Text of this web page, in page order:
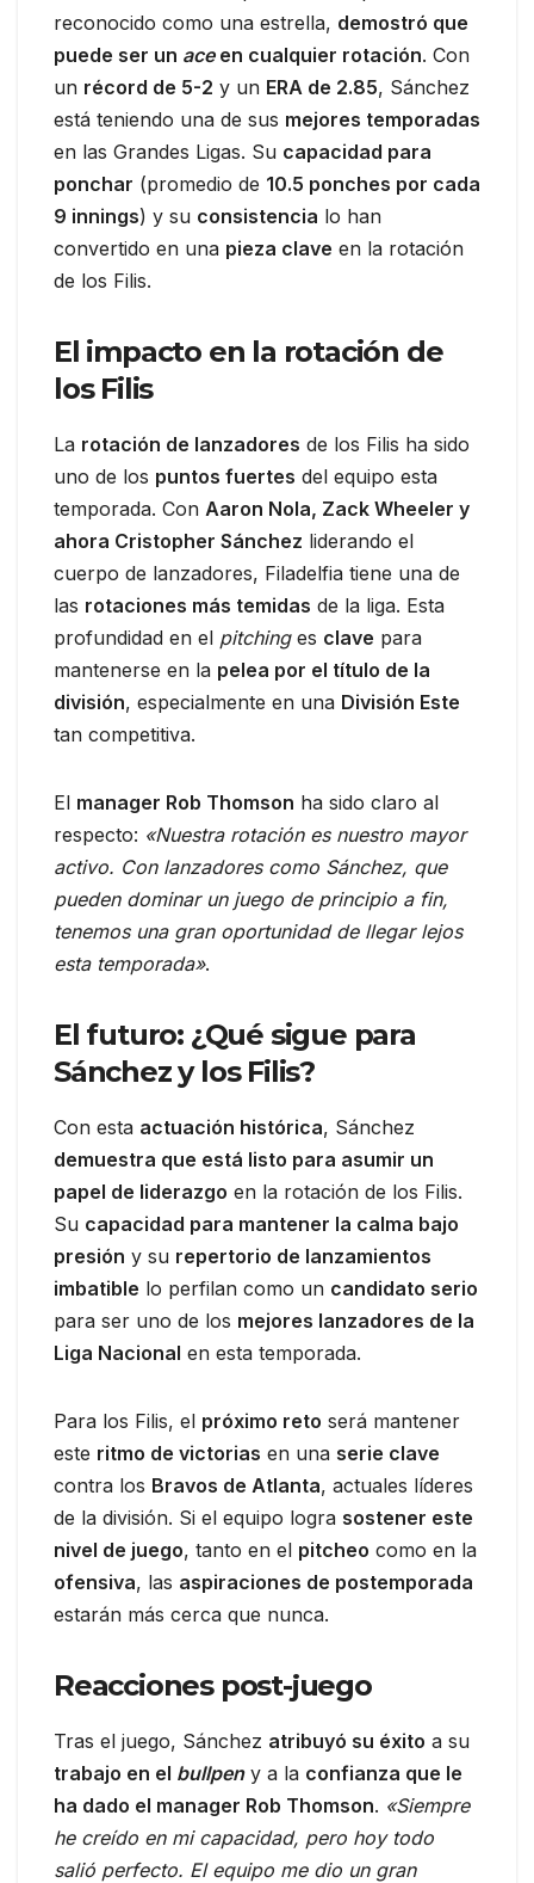
reconocido como una estrella, demostró que
puede ser un aceen cualquier rotación. Con
un récord de 5-2 y un ERA de 2.85, Sánchez
está teniendo una de sus mejores temporadas
en las Grandes Ligas. Su capacidad para
ponchar (promedio de 10.5 ponches por cada
9 innings) y su consistencia lo han
convertido en una pieza clave en la rotación
de los Filis.
El impacto en la rotación de
los Filis
La rotación de lanzadores de los Filis ha sido
uno de los puntos fuertes del equipo esta
temporada. Con Aaron Nola, Zack Wheeler y
ahora Cristopher Sánchez liderando el
cuerpo de lanzadores, Filadelfia tiene una de
las rotaciones más temidas de la liga. Esta
profundidad en el pitchinges clave para
mantenerse en la pelea por el título de la
división, especialmente en una División Este
tan competitiva.
El manager Rob Thomson ha sido claro al
respecto: «Nuestra rotación es nuestro mayor
activo. Con lanzadores como Sánchez, que
pueden dominar un juego de principio a fin,
tenemos una gran oportunidad de llegar lejos
esta temporada».
El futuro: ¿Qué sigue para
Sánchez y los Filis?
Con esta actuación histórica, Sánchez
demuestra que está listo para asumir un
papel de liderazgo en la rotación de los Filis.
Su capacidad para mantener la calma bajo
presión y su repertorio de lanzamientos
imbatible lo perfilan como un candidato serio
para ser uno de los mejores lanzadores de la
Liga Nacional en esta temporada.
Para los Filis, el próximo reto será mantener
este ritmo de victorias en una serie clave
contra los Bravos de Atlanta, actuales líderes
de la división. Si el equipo logra sostener este
nivel de juego, tanto en el pitcheo como en la
ofensiva, las aspiraciones de postemporada
estarán más cerca que nunca.
Reacciones post-juego
Tras el juego, Sánchez atribuyó su éxito a su
trabajo en el bullpeny a la confianza que le
ha dado el manager Rob Thomson. «Siempre
he creído en mi capacidad, pero hoy todo
salió perfecto. El equipo me dio un gran